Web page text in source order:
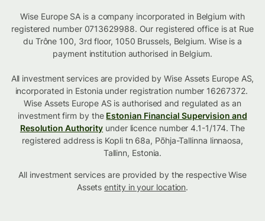
Wise Europe SA is a company incorporated in Belgium with
registered number 0713629988. Our registered office is at Rue
du Trône 100, 3rd floor, 1050 Brussels, Belgium. Wise is a
payment institution authorised in Belgium.
All investment services are provided by Wise Assets Europe AS,
incorporated in Estonia under registration number 16267372.
Wise Assets Europe AS is authorised and regulated as an
investment firm by the Estonian Financial Supervision and
Resolution Authority under licence number 4.1-1/174. The
registered address is Kopli tn 68a, Põhja-Tallinna linnaosa,
Tallinn, Estonia.
All investment services are provided by the respective Wise
Assetsentity in your location.